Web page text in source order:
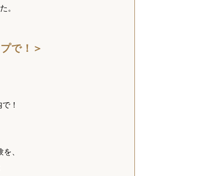
。
で！＞
！
、